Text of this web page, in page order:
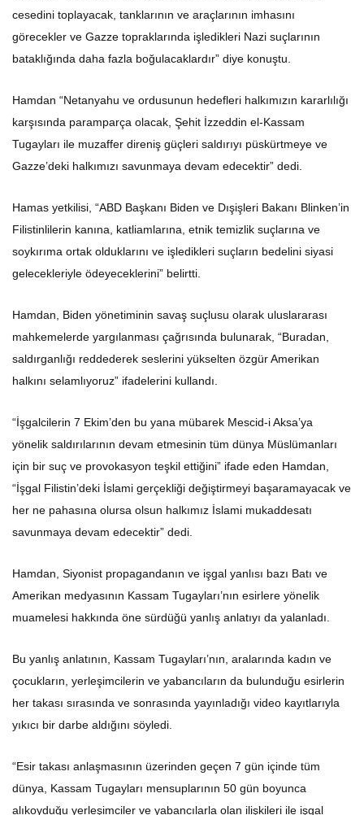
cesedini toplayacak, tanklarının ve araçlarının imhasını
görecekler ve Gazze topraklarında işledikleri Nazi suçlarının
bataklığında daha fazla boğulacaklardır” diye konuştu.
Hamdan “Netanyahu ve ordusunun hedefleri halkımızın kararlılığı
karşısında paramparça olacak, Şehit İzzeddin el-Kassam
Tugayları ile muzaffer direniş güçleri saldırıyı püskürtmeye ve
Gazze’deki halkımızı savunmaya devam edecektir” dedi.
Hamas yetkilisi, “ABD Başkanı Biden ve Dışişleri Bakanı Blinken’in
Filistinlilerin kanına, katliamlarına, etnik temizlik suçlarına ve
soykırıma ortak olduklarını ve işledikleri suçların bedelini siyasi
gelecekleriyle ödeyeceklerini” belirtti.
Hamdan, Biden yönetiminin savaş suçlusu olarak uluslararası
mahkemelerde yargılanması çağrısında bulunarak, “Buradan,
saldırganlığı reddederek seslerini yükselten özgür Amerikan
halkını selamlıyoruz” ifadelerini kullandı.
“İşgalcilerin 7 Ekim’den bu yana mübarek Mescid-i Aksa’ya
yönelik saldırılarının devam etmesinin tüm dünya Müslümanları
için bir suç ve provokasyon teşkil ettiğini” ifade eden Hamdan,
“İşgal Filistin’deki İslami gerçekliği değiştirmeyi başaramayacak ve
her ne pahasına olursa olsun halkımız İslami mukaddesatı
savunmaya devam edecektir” dedi.
Hamdan, Siyonist propagandanın ve işgal yanlısı bazı Batı ve
Amerikan medyasının Kassam Tugayları’nın esirlere yönelik
muamelesi hakkında öne sürdüğü yanlış anlatıyı da yalanladı.
Bu yanlış anlatının, Kassam Tugayları’nın, aralarında kadın ve
çocukların, yerleşimcilerin ve yabancıların da bulunduğu esirlerin
her takası sırasında ve sonrasında yayınladığı video kayıtlarıyla
yıkıcı bir darbe aldığını söyledi.
“Esir takası anlaşmasının üzerinden geçen 7 gün içinde tüm
dünya, Kassam Tugayları mensuplarının 50 gün boyunca
alıkoyduğu yerleşimciler ve yabancılarla olan ilişkileri ile işgal